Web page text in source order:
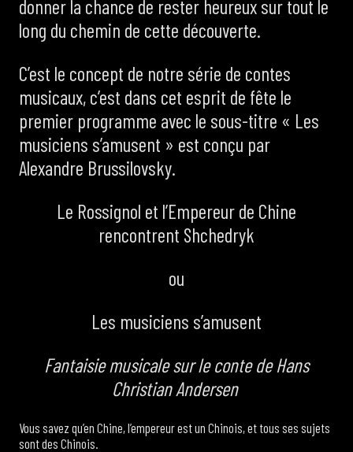
donner la chance de rester heureux sur tout le
long du chemin de cette découverte.
C’est le concept de notre série de contes
musicaux, c’est dans cet esprit de fête le
premier programme avec le sous-titre « Les
musiciens s’amusent » est conçu par
Alexandre Brussilovsky.
Le Rossignol et l’Empereur de Chine
rencontrent Shchedryk
ou
Les musiciens s’amusent
Fantaisie musicale sur le conte de Hans
Christian Andersen
Vous savez qu’en Chine, l’empereur est un Chinois, et tous ses sujets
sont des Chinois.